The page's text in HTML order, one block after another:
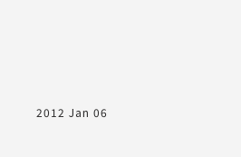
2012 Jan 06